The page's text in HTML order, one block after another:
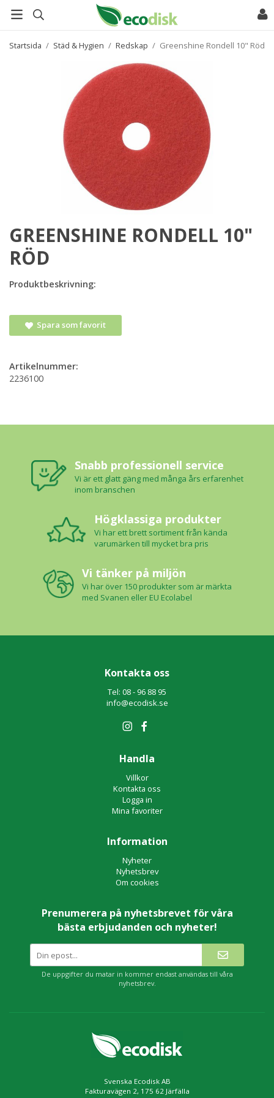
Startsida / Städ & Hygien / Redskap / Greenshine Rondell 10" Röd
GREENSHINE RONDELL 10"
RÖD
Produktbeskrivning:
Spara som favorit
Artikelnummer:
2236100
Snabb professionell service
Vi är ett glatt gäng med många års erfarenhet
inom branschen
Högklassiga produkter
Vi har ett brett sortiment från kända
varumärken till mycket bra pris
Vi tänker på miljön
Vi har över 150 produkter som är märkta
med Svanen eller EU Ecolabel
Kontakta oss
Tel: 08 - 96 88 95
info@ecodisk.se
Handla
Villkor
Kontakta oss
Logga in
Mina favoriter
Information
Nyheter
Nyhetsbrev
Om cookies
Prenumerera på nyhetsbrevet för våra
bästa erbjudanden och nyheter!
De uppgifter du matar in kommer endast användas till våra
nyhetsbrev.
Svenska Ecodisk AB
Fakturavägen 2, 175 62 Järfälla